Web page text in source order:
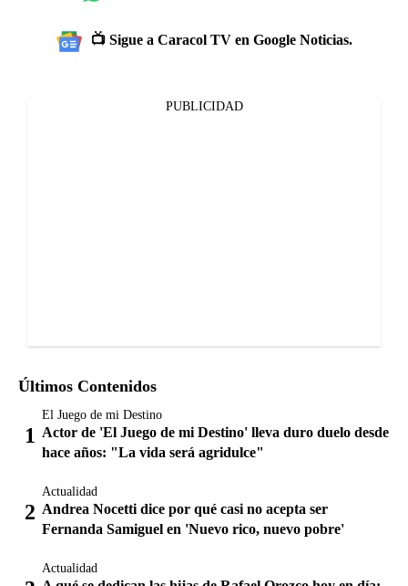
📺 Sigue a Caracol TV en Google Noticias.
PUBLICIDAD
Últimos Contenidos
El Juego de mi Destino
Actor de 'El Juego de mi Destino' lleva duro duelo desde
hace años: "La vida será agridulce"
Actualidad
Andrea Nocetti dice por qué casi no acepta ser
Fernanda Samiguel en 'Nuevo rico, nuevo pobre'
Actualidad